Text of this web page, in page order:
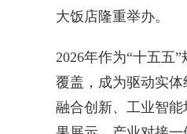
大饭店隆重举办。
2026年作为“十五五
覆盖，成为驱动实
融合创新、工业智